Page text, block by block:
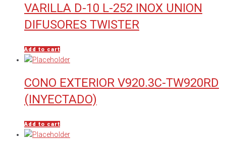
VARILLA D-10 L-252 INOX UNION
DIFUSORES TWISTER
Add to cart
CONO EXTERIOR V920.3C-TW920RD
(INYECTADO)
Add to cart